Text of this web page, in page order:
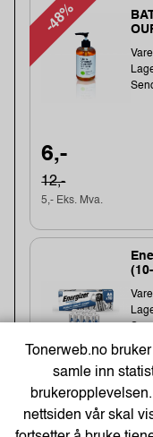
-48%
6,-
12,-
5,- Eks. Mva.
261,-
Tonerweb.no
samle inn
nettsiden vår skal